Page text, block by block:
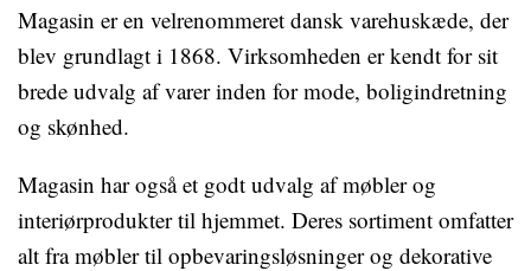
Magasin er en velrenommeret dansk varehuskæde, der
blev grundlagt i 1868. Virksomheden er kendt for sit
brede udvalg af varer inden for mode, boligindretning
og skønhed.
Magasin har også et godt udvalg af møbler og
interiørprodukter til hjemmet. Deres sortiment omfatter
alt fra møbler til opbevaringsløsninger og dekorative